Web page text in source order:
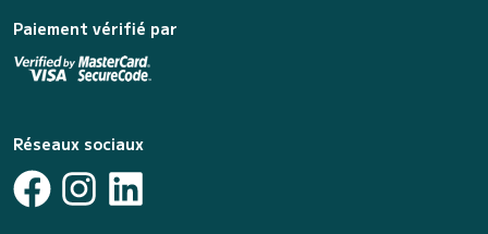
Paiement vérifié par
Réseaux sociaux